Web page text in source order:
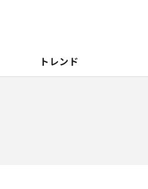
トレンド